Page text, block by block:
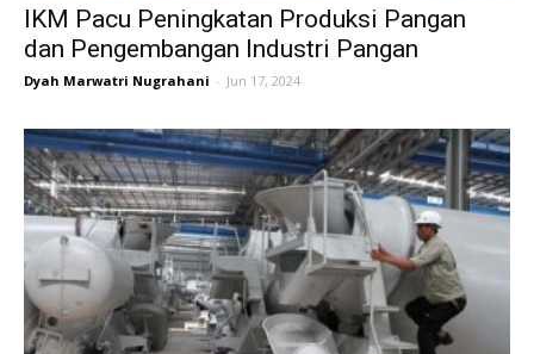
IKM Pacu Peningkatan Produksi Pangan
dan Pengembangan Industri Pangan
Dyah Marwatri Nugrahani - Jun 17, 2024